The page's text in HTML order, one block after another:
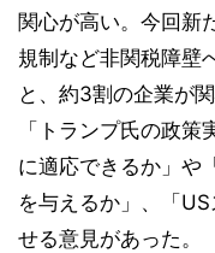
関心が高い。今回新
規制など非関税障壁
と、約3割の企業が
「トランプ氏の政
に適応できるか」や
を与えるか」、「
せる意見があった。